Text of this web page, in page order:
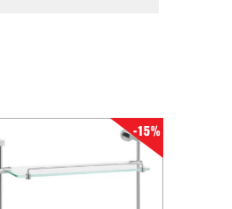
-15%